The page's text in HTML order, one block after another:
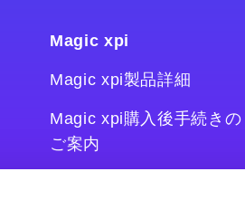
Magic xpi
Magic xpi製品詳細
Magic xpi購入後手続きの
ご案内